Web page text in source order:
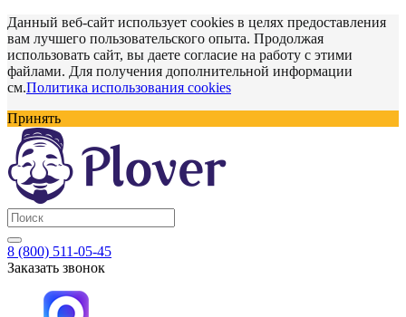
Данный веб-сайт использует cookies в целях предоставления
вам лучшего пользовательского опыта. Продолжая
использовать сайт, вы даете согласие на работу с этими
файлами. Для получения дополнительной информации
см.Политика использования cookies
Принять
8 (800) 511-05-45
Заказать звонок